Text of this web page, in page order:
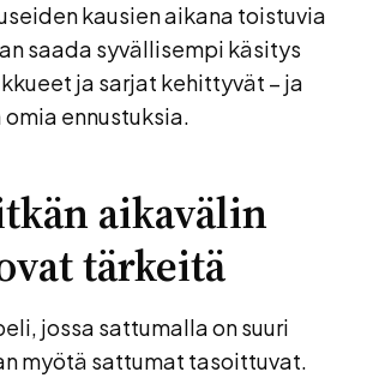
kausien aikana toistuvia
saada syvällisempi käsitys
ja sarjat kehittyvät – ja
ennustuksia.
aikavälin
tärkeitä
jossa sattumalla on suuri
myötä sattumat tasoittuvat.